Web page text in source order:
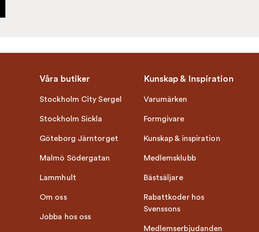
Våra butiker
Stockholm City Sergel
Stockholm Sickla
Göteborg Järntorget
Malmö Södergatan
Lammhult
Om oss
Jobba hos oss
Kunskap & Inspiration
Varumärken
Formgivare
Kunskap & inspiration
Medlemsklubb
Bästsäljare
Rabattkoder hos
Svenssons
Medlemserbjudanden